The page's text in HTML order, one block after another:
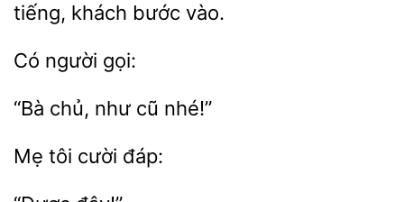
tiếng,
bước vào.
cũ nhé!”
cười